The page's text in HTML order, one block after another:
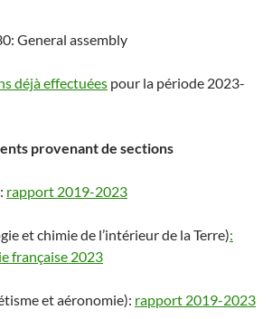
General assembly
déjà effectuées pour la période 2023-
provenant de sections
rapport 2019-2023
et chimie de l’intérieur de la Terre):
française 2023
et aéronomie): rapport 2019-2023